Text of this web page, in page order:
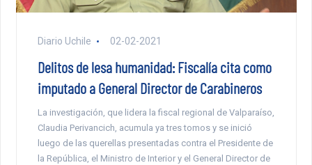
Diario Uchile 02-02-2021
Delitos de lesa humanidad: Fiscalía cita como
imputado a General Director de Carabineros
La investigación, que lidera la fiscal regional de Valparaíso,
Claudia Perivancich, acumula ya tres tomos y se inició
luego de las querellas presentadas contra el Presidente de
la República, el Ministro de Interior y el General Director de